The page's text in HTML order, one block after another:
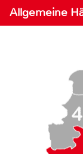
Allgemeine